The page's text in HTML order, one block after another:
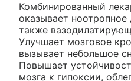
Комбинированный
оказывает ноотропное
также
Улучшает мозговое
вызывает небольшое
Повышает
мозга к гипоксии,